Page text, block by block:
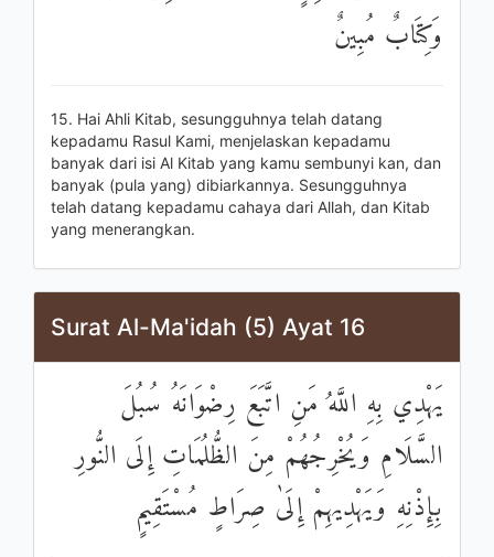
وَكِتَابٌ مُبِينٌ
15. Hai Ahli Kitab, sesungguhnya telah datang
kepadamu Rasul Kami, menjelaskan kepadamu
banyak dari isi Al Kitab yang kamu sembunyi kan, dan
banyak (pula yang) dibiarkannya. Sesungguhnya
telah datang kepadamu cahaya dari Allah, dan Kitab
yang menerangkan.
Surat Al-Ma'idah (5) Ayat 16
يَهْدِي بِهِ اللَّهُ مَنِ اتَّبَعَ رِضْوَانَهُ سُبُلَ
السَّلَامِ وَيُخْرِجُهُمْ مِنَ الظُّلُمَاتِ إِلَى النُّورِ
بِإِذْنِهِ وَيَهْدِيهِمْ إِلَىٰ صِرَاطٍ مُسْتَقِيمٍ